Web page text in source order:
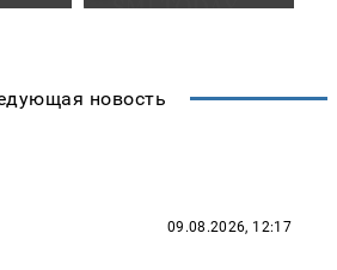
новость
09.08.2026, 12:17